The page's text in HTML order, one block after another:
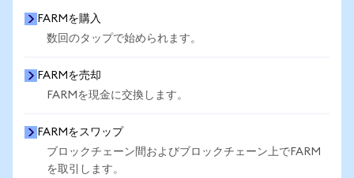
FARMを購入
数回のタップで始められます。
FARMを売却
FARMを現金に交換します。
FARMをスワップ
ブロックチェーン間およびブロックチェーン上でFARM
を取引します。